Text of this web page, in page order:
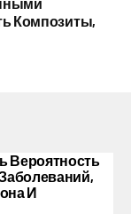
Композиты,
Вероятность
И